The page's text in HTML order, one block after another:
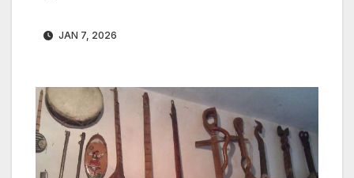
JAN 7, 2026